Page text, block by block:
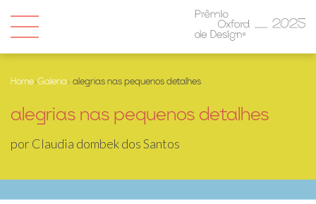
Home›Galeria› alegrias nas pequenos detalhes
alegrias nas pequenos detalhes
por Claudia dombek dos Santos